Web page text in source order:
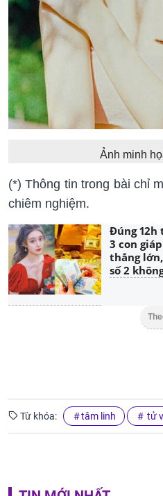
Ảnh minh
(*) Thông tin trong bài chỉ
chiêm nghiệm.
Đúng 12h
3 con
thắng
số 2
Từ khóa: tâm linh tử